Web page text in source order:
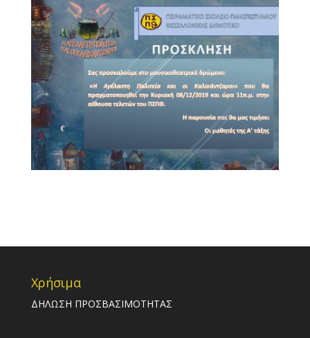
Χρήσιμα
ΔΗΛΩΣΗ ΠΡΟΣΒΑΣΙΜΟΤΗΤΑΣ